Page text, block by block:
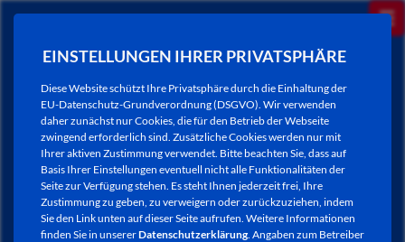
EINSTELLUNGEN IHRER PRIVATSPHÄRE
Diese Website schützt Ihre Privatsphäre durch die Einhaltung der
EU-Datenschutz-Grundverordnung (DSGVO). Wir verwenden
daher zunächst nur Cookies, die für den Betrieb der Webseite
zwingend erforderlich sind. Zusätzliche Cookies werden nur mit
Ihrer aktiven Zustimmung verwendet. Bitte beachten Sie, dass auf
Basis Ihrer Einstellungen eventuell nicht alle Funktionalitäten der
Seite zur Verfügung stehen. Es steht Ihnen jederzeit frei, Ihre
Zustimmung zu geben, zu verweigern oder zurückzuziehen, indem
Sie den Link unten auf dieser Seite aufrufen. Weitere Informationen
finden Sie in unsererDatenschutzerklärung. Angaben zum Betreiber
NEWSLETTER / CITY LETTER